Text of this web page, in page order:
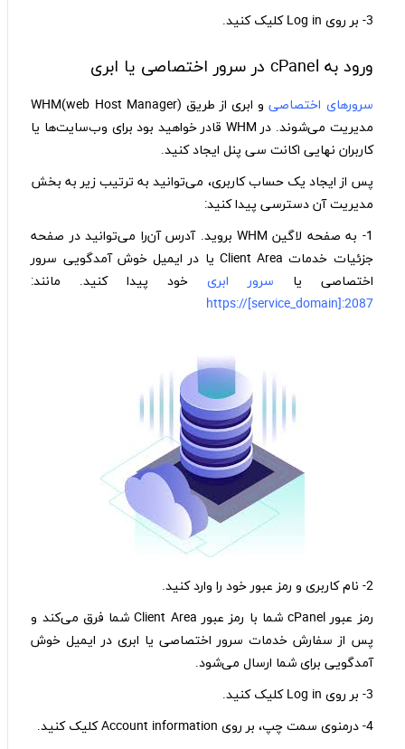
3- بر روی Log in کلیک کنید.
ورود به cPanel در سرور اختصاصی یا ابری
سرورهای اختصاصی
و ابری از طریق (WHM(web Host Manager
مدیریت می‌شوند. در WHM قادر خواهید بود برای وب‌سایت‌ها یا
کاربران نهایی اکانت سی پنل ایجاد کنید.
پس از ایجاد یک حساب کاربری، می‌توانید به ترتیب زیر به بخش
مدیریت آن دسترسی پیدا کنید:
1- به صفحه لاگین WHM بروید. آدرس آن‌را می‌توانید در صفحه
جزئیات خدمات Client Area یا در ایمیل خوش آمدگویی سرور
اختصاصی یا سرور ابری خود پیدا کنید. مانند:
https://[service_domain]:2087
2- نام کاربری و رمز عبور خود را وارد کنید.
رمز عبور cPanel شما با رمز عبور Client Area شما فرق می‌کند و
پس از سفارش خدمات سرور اختصاصی یا ابری در ایمیل خوش
آمدگویی برای شما ارسال می‌شود.
3- بر روی Log in کلیک کنید.
4- درمنوی سمت چپ، بر روی Account information کلیک کنید.